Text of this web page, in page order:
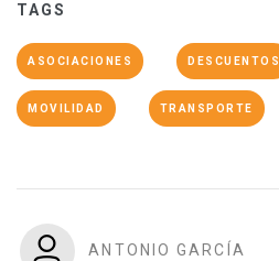
TAGS
ASOCIACIONES DESCUENTOS
MOVILIDAD TRANSPORTE
ANTONIO GARCÍA